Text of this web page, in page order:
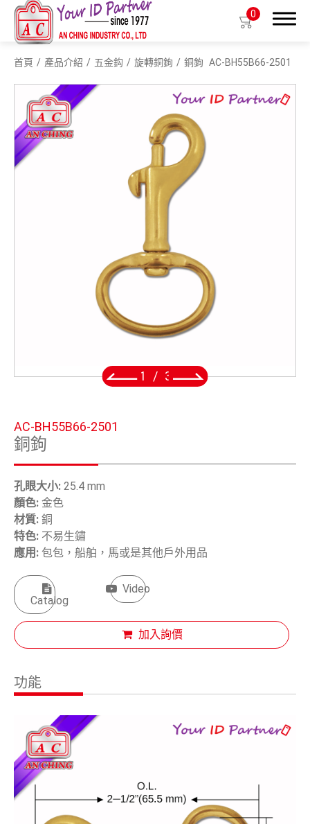
0
首頁 產品介紹 五金鈎 旋轉銅鉤 銅鉤 AC-BH55B66-2501
2 / 3
AC-BH55B66-2501
銅鉤
孔眼大小: 25.4 mm
顏色: 金色
材質: 銅
特色: 不易生鏽
應用 : 包包，船舶，馬或是其他戶外用品
Catalog
Video
加入詢價
功能
產品介紹
關於安慶
電子型錄
聯絡我們
English